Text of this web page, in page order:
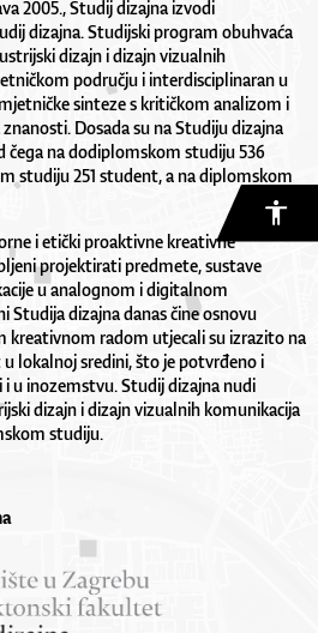
2005., Studij dizajna izvodi
dizajna. Studijski program obuhvaća
dizajn i dizajn vizualnih
području i interdisciplinaran u
sinteze s kritičkom analizom i
Dosada su na Studiju dizajna
na dodiplomskom studiju 536
studiju 251 student, a na diplomskom
i etički proaktivne kreativne
projektirati predmete, sustave
u analognom i digitalnom
dizajna danas čine osnovu
kreativnom radom utjecali su izrazito na
lokalnoj sredini, što je potvrđeno i
u inozemstvu. Studij dizajna nudi
dizajn i dizajn vizualnih komunikacija
studiju.